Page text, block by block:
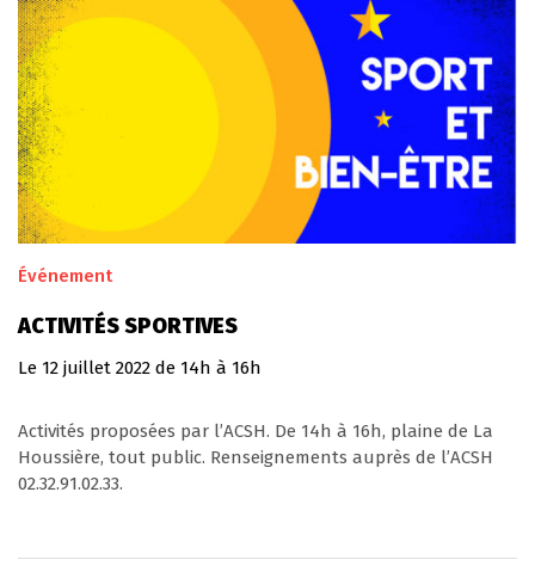
Événement
ACTIVITÉS SPORTIVES
Le 12 juillet 2022 de 14h à 16h
Activités proposées par l’ACSH. De 14h à 16h, plaine de La
Houssière, tout public. Renseignements auprès de l’ACSH
02.32.91.02.33.